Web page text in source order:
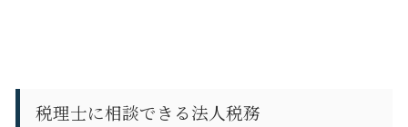
税理士に相談できる法人税務